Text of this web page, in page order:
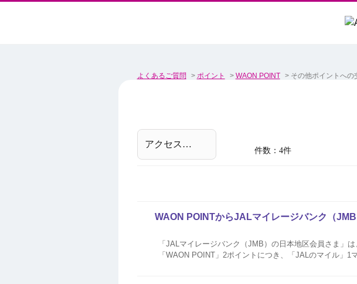
よくあるご質問 > ポイント > WAON POINT > その他ポイントへの
件数：4件
WAON POINTからJALマイレージバンク（
「JALマイレージバンク（JMB）の日本地区会員さま」
「WAON POINT」2ポイントにつき、「JALのマイル」